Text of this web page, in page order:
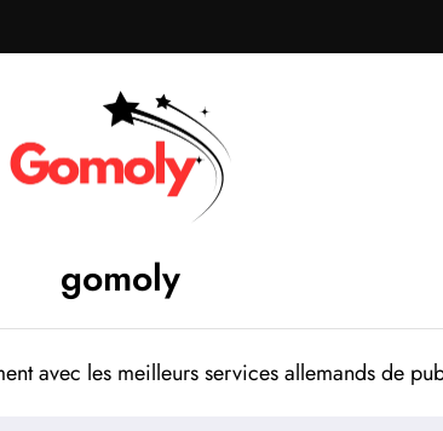
gomoly
avec les meilleurs services allemands de